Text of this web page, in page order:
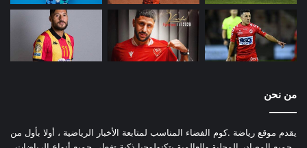
من نحن
يقدم موقع رياضة .كوم الفضاء المناسب لمتابعة الأخبار الرياضية ، أولا بأول من